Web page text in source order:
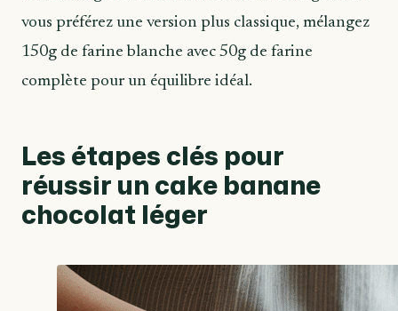
vous préférez une version plus classique, mélangez
150g de farine blanche avec 50g de farine
complète pour un équilibre idéal.
Les étapes clés pour
réussir un cake banane
chocolat léger